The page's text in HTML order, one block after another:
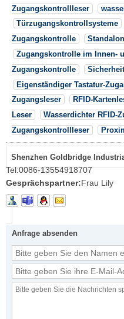
Zugangskontrollleser
Türzugangskontrollsysteme
Zugangskontrolle
Zugangskontrolle im Innen-
Zugangskontrolle
Eigenständiger Tastatur-
Zugangsleser
RFID-
Leser
Wasserdichter RFID-
Zugangskontrollleser
Shenzhen Goldbridge
Tel:0086-13554918707
Gesprächspartner:Frau Lily
Anfrage absenden